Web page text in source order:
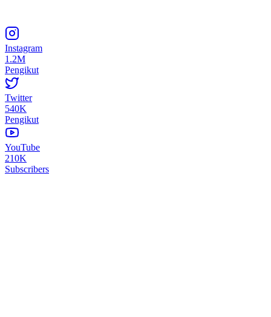
Instagram
1.2M
Pengikut
Twitter
540K
Pengikut
YouTube
210K
Subscribers